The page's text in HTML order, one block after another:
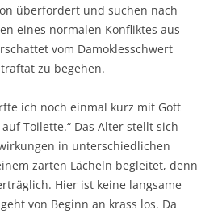
überfordert und suchen nach
eines normalen Konfliktes aus
vom Damoklesschwert
zu begehen.
ich noch einmal kurz mit Gott
Toilette.“ Das Alter stellt sich
in unterschiedlichen
zarten Lächeln begleitet, denn
Hier ist keine langsame
von Beginn an krass los. Da